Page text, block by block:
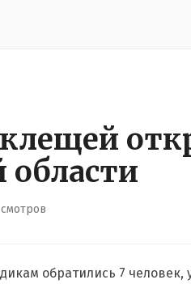
клещей
области
обратились 7